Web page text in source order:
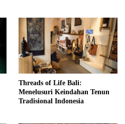
Threads of Life Bali:
Menelusuri Keindahan Tenun
Tradisional Indonesia